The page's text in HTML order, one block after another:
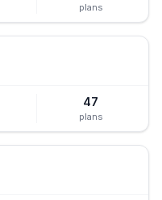
plans
47
plans